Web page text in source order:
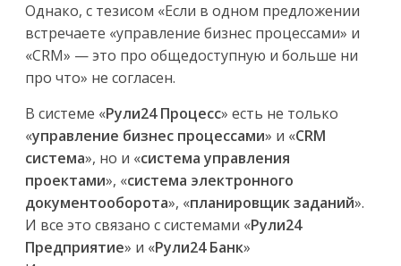
Однако, с тезисом «Если в одном предложении
встречаете «управление бизнес процессами» и
«CRM» — это про общедоступную и больше ни
про что» не согласен.
В системе «Рули24 Процесс» есть не только
«управление бизнес процессами» и «CRM
система», но и «система управления
проектами», «система электронного
документооборота», «планировщик заданий».
И все это связано с системами «Рули24
Предприятие» и «Рули24 Банк»